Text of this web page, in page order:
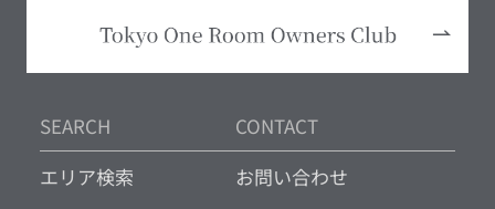
SEARCH
エリア検索
CONTACT
お問い合わせ